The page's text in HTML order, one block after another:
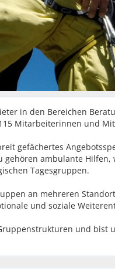
in den Bereichen
Mitarbeiterinnen und
gefächertes
gehören ambulante
Tagesgruppen.
an mehreren
und soziale
und